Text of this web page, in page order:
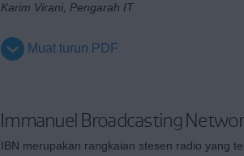
Karim Virani, Pengarah IT
Muat turun PDF
Immanuel Broadcasting
IBN merupakan rangkaian stesen radio yang